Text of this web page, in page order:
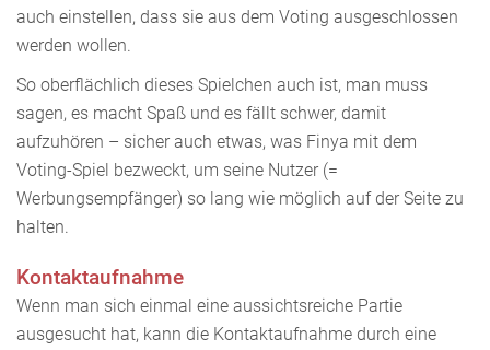
auch einstellen, dass sie aus dem Voting ausgeschlossen
werden wollen.
So oberflächlich dieses Spielchen auch ist, man muss
sagen, es macht Spaß und es fällt schwer, damit
aufzuhören – sicher auch etwas, was Finya mit dem
Voting-Spiel bezweckt, um seine Nutzer (=
Werbungsempfänger) so lang wie möglich auf der Seite zu
halten.
Kontaktaufnahme
Wenn man sich einmal eine aussichtsreiche Partie
ausgesucht hat, kann die Kontaktaufnahme durch eine